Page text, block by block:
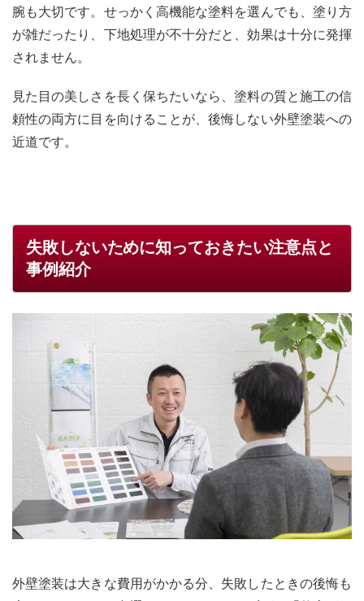
腕も大切です。せっかく高機能な塗料を選んでも、塗り方
が雑だったり、下地処理が不十分だと、効果は十分に発揮
されません。
見た目の美しさを長く保ちたいなら、塗料の質と施工の信
頼性の両方に目を向けることが、後悔しない外壁塗装への
近道です。
失敗しないために知っておきたい注意点と
事例紹介
外壁塗装は大きな費用がかかる分、失敗したときの後悔も